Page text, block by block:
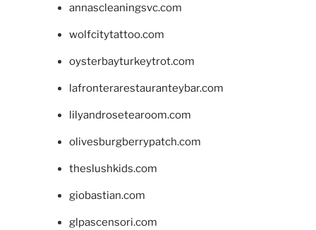
annascleaningsvc.com
wolfcitytattoo.com
oysterbayturkeytrot.com
lafronterarestauranteybar.com
lilyandrosetearoom.com
olivesburgberrypatch.com
theslushkids.com
giobastian.com
glpascensori.com